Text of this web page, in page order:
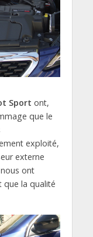
Sport ont,
que le
exploité,
externe
ont
que la qualité